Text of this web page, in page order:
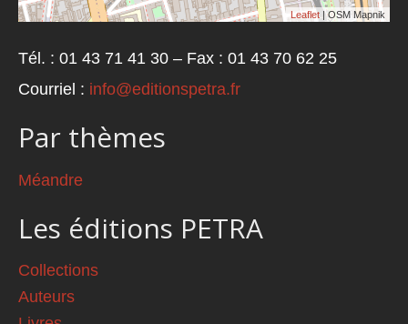
Leaflet | OSM Mapnik
Tél. : 01 43 71 41 30 – Fax : 01 43 70 62 25
Courriel : info@editionspetra.fr
Par thèmes
Méandre
Les éditions PETRA
Collections
Auteurs